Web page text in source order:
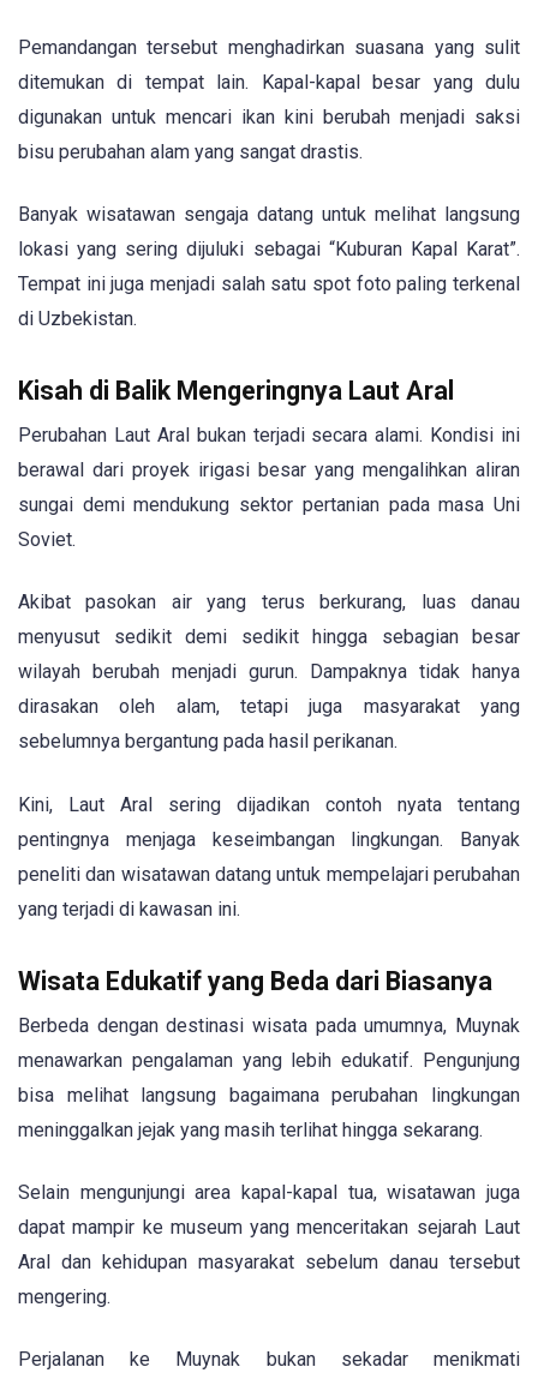
Pemandangan tersebut menghadirkan suasana yang sulit
ditemukan di tempat lain. Kapal-kapal besar yang dulu
digunakan untuk mencari ikan kini berubah menjadi saksi
bisu perubahan alam yang sangat drastis.
Banyak wisatawan sengaja datang untuk melihat langsung
lokasi yang sering dijuluki sebagai “Kuburan Kapal Karat”.
Tempat ini juga menjadi salah satu spot foto paling terkenal
di Uzbekistan.
Kisah di Balik Mengeringnya Laut Aral
Perubahan Laut Aral bukan terjadi secara alami. Kondisi ini
berawal dari proyek irigasi besar yang mengalihkan aliran
sungai demi mendukung sektor pertanian pada masa Uni
Soviet.
Akibat pasokan air yang terus berkurang, luas danau
menyusut sedikit demi sedikit hingga sebagian besar
wilayah berubah menjadi gurun. Dampaknya tidak hanya
dirasakan oleh alam, tetapi juga masyarakat yang
sebelumnya bergantung pada hasil perikanan.
Kini, Laut Aral sering dijadikan contoh nyata tentang
pentingnya menjaga keseimbangan lingkungan. Banyak
peneliti dan wisatawan datang untuk mempelajari perubahan
yang terjadi di kawasan ini.
Wisata Edukatif yang Beda dari Biasanya
Berbeda dengan destinasi wisata pada umumnya, Muynak
menawarkan pengalaman yang lebih edukatif. Pengunjung
bisa melihat langsung bagaimana perubahan lingkungan
meninggalkan jejak yang masih terlihat hingga sekarang.
Selain mengunjungi area kapal-kapal tua, wisatawan juga
dapat mampir ke museum yang menceritakan sejarah Laut
Aral dan kehidupan masyarakat sebelum danau tersebut
mengering.
Perjalanan ke Muynak bukan sekadar menikmati